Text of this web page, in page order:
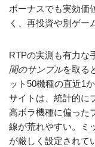
ボーナスでも実効価
く、再投資や別ゲー
RTPの実測も有力な
間のサンプルを取る
ット50機種の直近1
サイトは、統計的に
高ボラ機種に偏った
線が荒れやすい。ミ
が厳しく設定されて